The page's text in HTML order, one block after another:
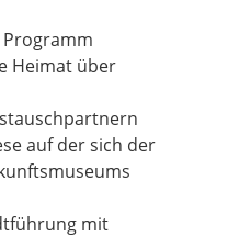
Heimat über
auf der sich der
mit